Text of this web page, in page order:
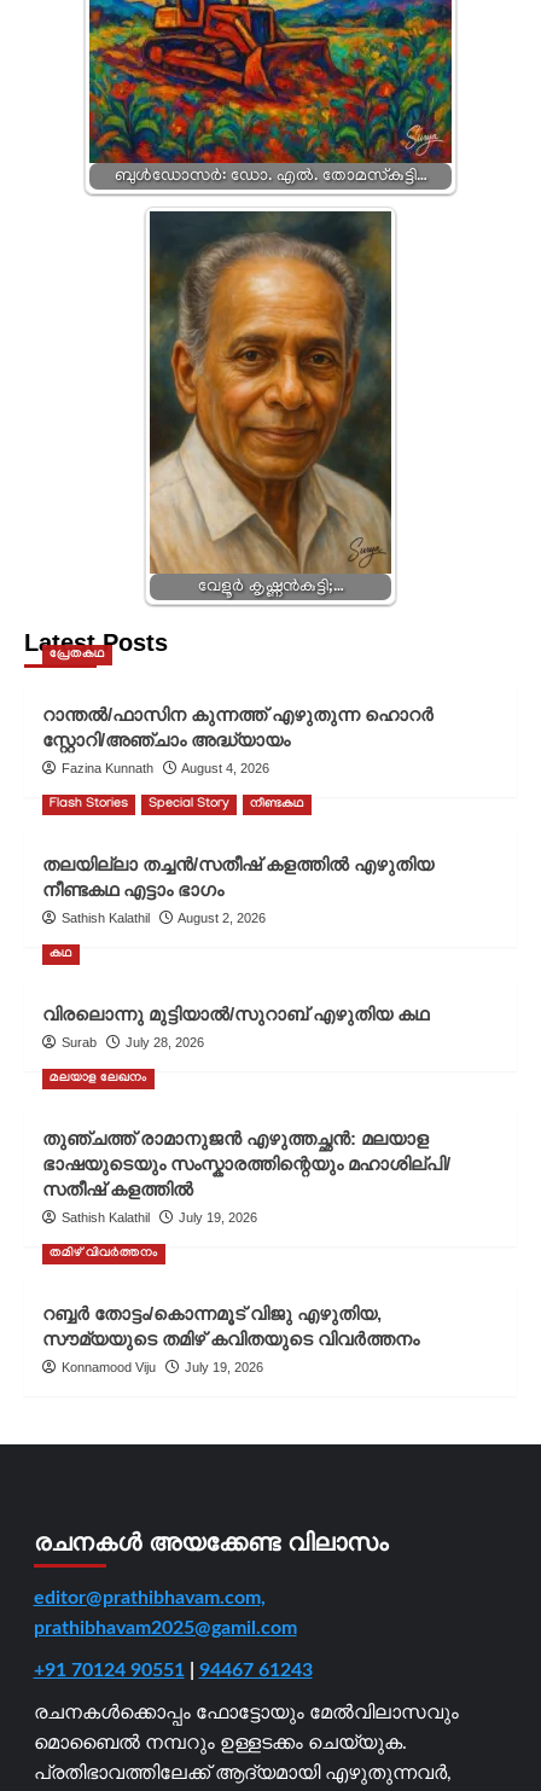
ബുൾഡോസർ: ഡോ. എൽ. തോമസ്‍കുട്ടി…
വേളൂർ കൃഷ്ണൻകുട്ടി;…
Latest Posts
പ്രേതകഥ
റാന്തൽ/ഫാസിന കുന്നത്ത് എഴുതുന്ന ഹൊറർ
സ്റ്റോറി/അഞ്ചാം അദ്ധ്യായം
Fazina Kunnath August 4, 2026
Flash Stories Special Story നീണ്ടകഥ
തലയില്ലാ തച്ചൻ/സതീഷ് കളത്തിൽ എഴുതിയ
നീണ്ടകഥ എട്ടാം ഭാഗം
Sathish Kalathil August 2, 2026
കഥ
വിരലൊന്നു മുട്ടിയാൽ/സുറാബ് എഴുതിയ കഥ
Surab July 28, 2026
മലയാള ലേഖനം
തുഞ്ചത്ത് രാമാനുജൻ എഴുത്തച്ഛൻ: മലയാള
ഭാഷയുടെയും സംസ്കാരത്തിന്റെയും മഹാശില്പി/
സതീഷ് കളത്തിൽ
Sathish Kalathil July 19, 2026
തമിഴ് വിവർത്തനം
റബ്ബർ തോട്ടം/കൊന്നമൂട് വിജു എഴുതിയ,
സൗമ്യയുടെ തമിഴ് കവിതയുടെ വിവർത്തനം
Konnamood Viju July 19, 2026
രചനകൾ അയക്കേണ്ട വിലാസം
editor@prathibhavam.com,
prathibhavam2025@gamil.com
+91 70124 90551| 94467 61243
രചനകൾക്കൊപ്പം ഫോട്ടോയും മേൽവിലാസവും
മൊബൈൽ നമ്പറും ഉള്ളടക്കം ചെയ്യുക.
പ്രതിഭാവത്തിലേക്ക് ആദ്യമായി എഴുതുന്നവർ,